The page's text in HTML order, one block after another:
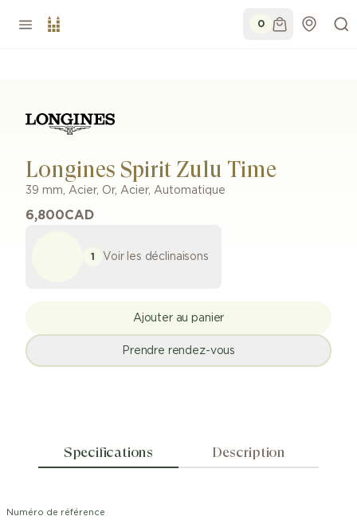
0
Longines Spirit Zulu Time
39 mm, Acier, Or, Acier, Automatique
6,800CAD
1 Voir les déclinaisons
Ajouter au panier
Prendre rendez-vous
Specifications Description
Numéro de référence